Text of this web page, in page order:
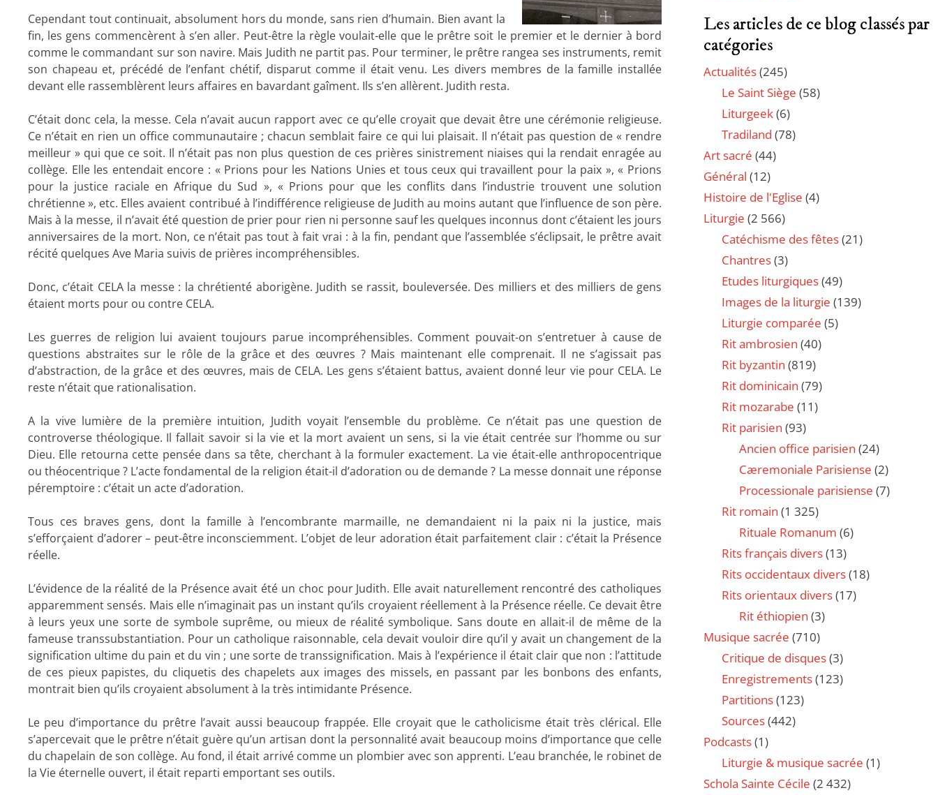
Cependant tout continuait, absolument hors du monde, sans rien d’humain. Bien avant la
fin, les gens commencèrent à s’en aller. Peut-être la règle voulait-elle que le prêtre soit le premier et le dernier à bord
comme le commandant sur son navire. Mais Judith ne partit pas. Pour terminer, le prêtre rangea ses instruments, remit
son chapeau et, précédé de l’enfant chétif, disparut comme il était venu. Les divers membres de la famille installée
devant elle rassemblèrent leurs affaires en bavardant gaîment. Ils s’en allèrent. Judith resta.
C’était donc cela, la messe. Cela n’avait aucun rapport avec ce qu’elle croyait que devait être une cérémonie religieuse.
Ce n’était en rien un office communautaire ; chacun semblait faire ce qui lui plaisait. Il n’était pas question de « rendre
meilleur » qui que ce soit. Il n’était pas non plus question de ces prières sinistrement niaises qui la rendait enragée au
collège. Elle les entendait encore : « Prions pour les Nations Unies et tous ceux qui travaillent pour la paix », « Prions
pour la justice raciale en Afrique du Sud », « Prions pour que les conflits dans l’industrie trouvent une solution
chrétienne », etc. Elles avaient contribué à l’indifférence religieuse de Judith au moins autant que l’influence de son père.
Mais à la messe, il n’avait été question de prier pour rien ni personne sauf les quelques inconnus dont c’étaient les jours
anniversaires de la mort. Non, ce n’était pas tout à fait vrai : à la fin, pendant que l’assemblée s’éclipsait, le prêtre avait
récité quelques Ave Maria suivis de prières incompréhensibles.
Donc, c’était CELA la messe : la chrétienté aborigène. Judith se rassit, bouleversée. Des milliers et des milliers de gens
étaient morts pour ou contre CELA.
Les guerres de religion lui avaient toujours parue incompréhensibles. Comment pouvait-on s’entretuer à cause de
questions abstraites sur le rôle de la grâce et des œuvres ? Mais maintenant elle comprenait. Il ne s’agissait pas
d’abstraction, de la grâce et des œuvres, mais de CELA. Les gens s’étaient battus, avaient donné leur vie pour CELA. Le
reste n’était que rationalisation.
A la vive lumière de la première intuition, Judith voyait l’ensemble du problème. Ce n’était pas une question de
controverse théologique. Il fallait savoir si la vie et la mort avaient un sens, si la vie était centrée sur l’homme ou sur
Dieu. Elle retourna cette pensée dans sa tête, cherchant à la formuler exactement. La vie était-elle anthropocentrique
ou théocentrique ? L’acte fondamental de la religion était-il d’adoration ou de demande ? La messe donnait une réponse
péremptoire : c’était un acte d’adoration.
Tous ces braves gens, dont la famille à l’encombrante marmaille, ne demandaient ni la paix ni la justice, mais
s’efforçaient d’adorer – peut-être inconsciemment. L’objet de leur adoration était parfaitement clair : c’était la Présence
réelle.
L’évidence de la réalité de la Présence avait été un choc pour Judith. Elle avait naturellement rencontré des catholiques
apparemment sensés. Mais elle n’imaginait pas un instant qu’ils croyaient réellement à la Présence réelle. Ce devait être
à leurs yeux une sorte de symbole suprême, ou mieux de réalité symbolique. Sans doute en allait-il de même de la
fameuse transsubstantiation. Pour un catholique raisonnable, cela devait vouloir dire qu’il y avait un changement de la
signification ultime du pain et du vin ; une sorte de transsignification. Mais à l’expérience il était clair que non : l’attitude
de ces pieux papistes, du cliquetis des chapelets aux images des missels, en passant par les bonbons des enfants,
montrait bien qu’ils croyaient absolument à la très intimidante Présence.
Le peu d’importance du prêtre l’avait aussi beaucoup frappée. Elle croyait que le catholicisme était très clérical. Elle
s’apercevait que le prêtre n’était guère qu’un artisan dont la personnalité avait beaucoup moins d’importance que celle
du chapelain de son collège. Au fond, il était arrivé comme un plombier avec son apprenti. L’eau branchée, le robinet de
la Vie éternelle ouvert, il était reparti emportant ses outils.
Les articles de ce blog classés par
catégories
Actualités(245)
Le Saint Siège (58)
Liturgeek(6)
Tradiland (78)
Art sacré (44)
Général (12)
Histoire de l'Eglise (4)
Liturgie (2 566)
Catéchisme des fêtes(21)
Chantres(3)
Etudes liturgiques(49)
Images de la liturgie (139)
Liturgie comparée (5)
Rit ambrosien (40)
Rit byzantin (819)
Rit dominicain (79)
Rit mozarabe (11)
Rit parisien (93)
Ancien office parisien (24)
Cæremoniale Parisiense (2)
Processionale parisiense (7)
Rit romain (1 325)
Rituale Romanum (6)
Rits français divers(13)
Rits occidentaux divers(18)
Rits orientaux divers(17)
Rit éthiopien (3)
Musique sacrée (710)
Critique de disques(3)
Enregistrements(123)
Partitions(123)
Sources(442)
Podcasts(1)
Liturgie & musique sacrée (1)
Schola Sainte Cécile (2 432)